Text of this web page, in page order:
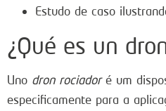
Estudo de caso
¿Qué es un
Uno dron rociadoré um
especificamente para a